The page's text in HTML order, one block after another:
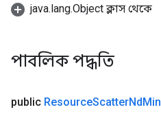
java.lang.Object ক্লাস থেকে
পাবলিক পদ্ধতি
public ResourceScatterNdMin